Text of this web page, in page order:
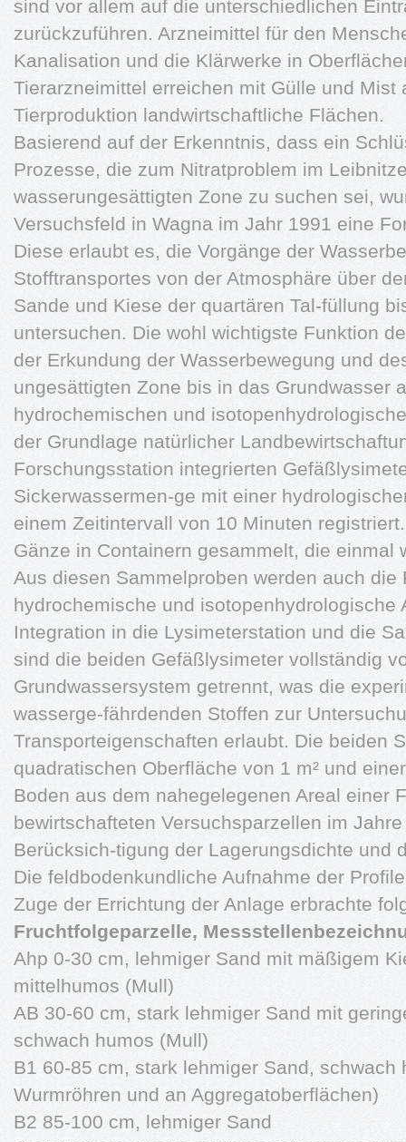
sind vor allem auf die unterschiedlichen
zurückzuführen. Arzneimittel für den
Kanalisation und die Klärwerke in
Tierarzneimittel erreichen mit Gülle und Mist
Tierproduktion landwirtschaftliche Flächen.
Basierend auf der Erkenntnis, dass ein
Prozesse, die zum Nitratproblem im
wasserungesättigten Zone zu suchen sei,
Versuchsfeld in Wagna im Jahr 1991 eine
Diese erlaubt es, die Vorgänge der
Stofftransportes von der Atmosphäre über
Sande und Kiese der quartären Tal-füllung
untersuchen. Die wohl wichtigste Funktion
der Erkundung der Wasserbewegung und
ungesättigten Zone bis in das Grundwasser
hydrochemischen und
der Grundlage natürlicher
Forschungsstation integrierten
Sickerwassermen-ge mit einer
einem Zeitintervall von 10 Minuten
Gänze in Containern gesammelt, die einmal
Aus diesen Sammelproben werden auch die
hydrochemische und isotopenhydrologische
Integration in die Lysimeterstation und die
sind die beiden Gefäßlysimeter vollständig
Grundwassersystem getrennt, was die
wasserge-fährdenden Stoffen zur
Transporteigenschaften erlaubt. Die beiden
quadratischen Oberfläche von 1 m² und
Boden aus dem nahegelegenen Areal einer
bewirtschafteten Versuchsparzellen im
Berücksich-tigung der Lagerungsdichte und
Die feldbodenkundliche Aufnahme der
Zuge der Errichtung der Anlage erbrachte
Fruchtfolgeparzelle,
Ahp 0-30 cm, lehmiger Sand mit mäßigem
mittelhumos (Mull)
AB 30-60 cm, stark lehmiger Sand mit
schwach humos (Mull)
B1 60-85 cm, stark lehmiger Sand, schwach
Wurmröhren und an Aggregatoberflächen)
B2 85-100 cm, lehmiger Sand